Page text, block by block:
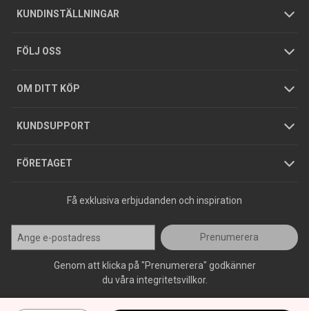
KUNDINSTÄLLNINGAR
Företagskund / Privatkund
FÖLJ OSS
OM DITT KÖP
Allmänna försäljningsvillkor
Integritetspolicy
GDPR
KUNDSUPPORT
Butiker
Foldrar och kataloger
Köpguider
Varumärken
FÖRETAGET
Om oss
Tjänster
Hållbarhet
Jobba hos oss
Press
Få exklusiva erbjudanden och inspiration
Prenumerera
Genom att klicka på "Prenumerera" godkänner
du våra integritetsvillkor.